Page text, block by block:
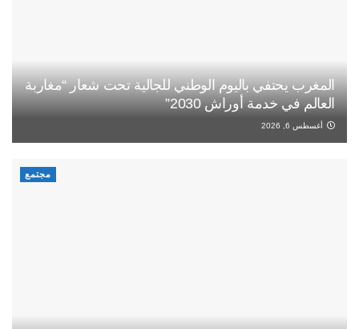
المغرب يحتفي باليوم الوطني للجالية تحت شعار “مغاربة
العالم في خدمة أوراش 2030”
أغسطس 6, 2026
مجتمع